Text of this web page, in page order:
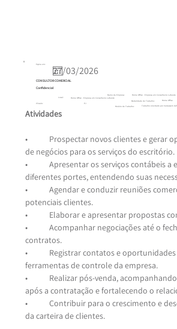
Atividades
•	Prospectar novos clientes e gerar oportunidades
de negócios para os serviços do escritório.
•	Apresentar os serviços contábeis a empresas de
diferentes portes, entendendo suas
•	Agendar e conduzir reuniões comerciais com
potenciais clientes.
•	Elaborar e apresentar propostas
•	Acompanhar negociações até o fechamento dos
contratos.
•	Registrar contatos e oportunidades comerciais nas
ferramentas de controle da empresa.
•	Realizar pós-venda, acompanhando os clientes
após a contratação e fortalecendo o
•	Contribuir para o crescimento e desenvolvimento
da carteira de clientes.
Trabalho orientado por metas/sem
Horário de Trabalho:
PJ
Vínculo:
Home Office
Modalidade de Trabalho:
Home Office - Empresa em Conselheiro Lafaiete
Ramo da Empresa:
Confidencial
CONSULTOR COMERCIAL
Expira em:
Home Office - Empresa em Conselheiro Lafaiete
Local: